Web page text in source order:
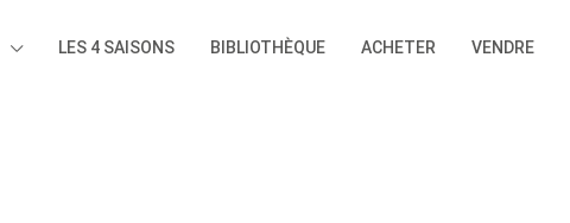
LES 4 SAISONS BIBLIOTHÈQUE ACHETER VENDRE